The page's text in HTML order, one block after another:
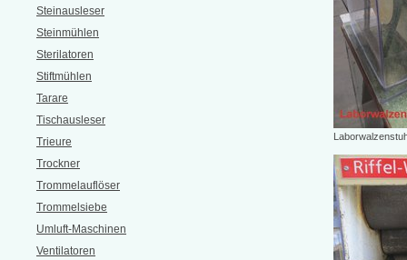
Steinausleser
Steinmühlen
Sterilatoren
Stiftmühlen
Tarare
Tischausleser
Trieure
Trockner
Trommelauflöser
Trommelsiebe
Umluft-Maschinen
Ventilatoren